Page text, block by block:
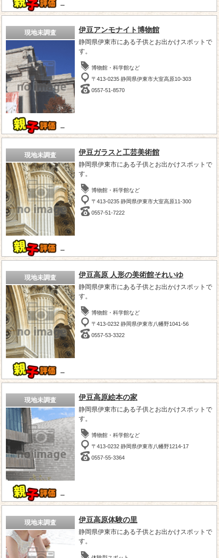
－
現地未調査
－
伊豆アンモナイト博物館
静岡県伊東市にある子供とお出かけスポットで
す。
博物館・科学館など
〒413-0235 静岡県伊東市大室高原10-303
0557-51-8570
現地未調査
－
伊豆ガラスと工芸美術館
静岡県伊東市にある子供とお出かけスポットで
す。
博物館・科学館など
〒413-0235 静岡県伊東市大室高原11-300
0557-51-7222
現地未調査
－
伊豆高原 人形の美術館それいゆ
静岡県伊東市にある子供とお出かけスポットで
す。
博物館・科学館など
〒413-0232 静岡県伊東市八幡野1041‐56
0557-53-3322
現地未調査
－
伊豆高原絵本の家
静岡県伊東市にある子供とお出かけスポットで
す。
博物館・科学館など
〒413-0232 静岡県伊東市八幡野1214‐17
0557-55-3364
現地未調査 伊豆高原体験の里
静岡県伊東市にある子供とお出かけスポットで
す。